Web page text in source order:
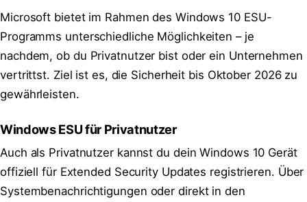
Microsoft bietet im Rahmen des Windows 10 ESU-
Programms unterschiedliche Möglichkeiten – je
nachdem, ob du Privatnutzer bist oder ein Unternehmen
vertrittst. Ziel ist es, die Sicherheit bis Oktober 2026 zu
gewährleisten.
Windows ESU für Privatnutzer
Auch als Privatnutzer kannst du dein Windows 10 Gerät
offiziell für Extended Security Updates registrieren. Über
Systembenachrichtigungen oder direkt in den